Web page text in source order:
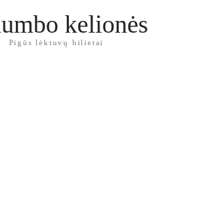
kelionės
Pigūs lėktuvų bilietai